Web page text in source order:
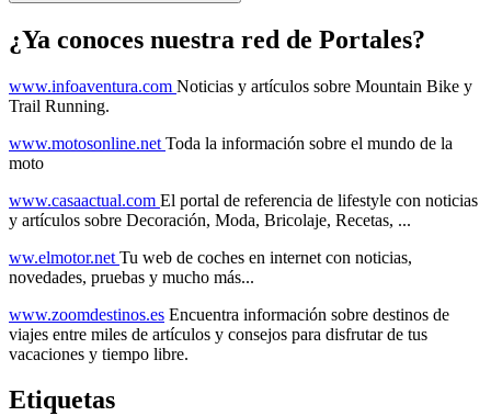
¿Ya conoces nuestra red de Portales?
www.infoaventura.com Noticias y artículos sobre Mountain Bike y
Trail Running.
www.motosonline.net Toda la información sobre el mundo de la
moto
www.casaactual.com El portal de referencia de lifestyle con noticias
y artículos sobre Decoración, Moda, Bricolaje, Recetas, ...
ww.elmotor.net Tu web de coches en internet con noticias,
novedades, pruebas y mucho más...
www.zoomdestinos.es Encuentra información sobre destinos de
viajes entre miles de artículos y consejos para disfrutar de tus
vacaciones y tiempo libre.
Etiquetas